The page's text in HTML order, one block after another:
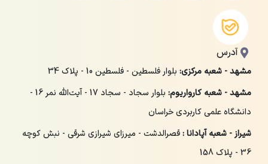
آدرس
مشهد - شعبه مرکزی: بلوار فلسطین - فلسطین 10 - پلاک 34
مشهد - شعبه کارواریوم:
بلوار سجاد - سجاد 17 - آیت‌الله نمر 16 -
دانشگاه علمی کاربردی خراسان
شیراز - شعبه آپادانا :قصرالدشت - میرزای شیرازی شرقی - نبش کوچه
36 - پلاک 158